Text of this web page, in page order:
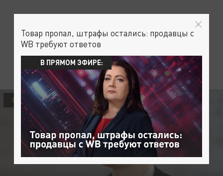
ОБЩЕСТВО
Товар пропал, штрафы остались: продавцы с
WB требуют ответов
В ПРЯМОМ ЭФИРЕ: